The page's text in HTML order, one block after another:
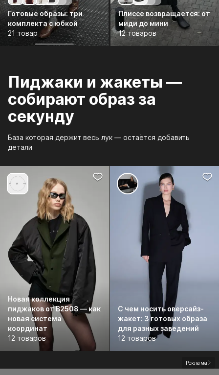
Готовые образы: три
комплекта с юбкой
21 товар
Плиссе возвращается: от
миди до мини
12 товаров
Пиджаки и жакеты —
собирают образ за
секунду
База которая держит весь лук — остаётся добавить
детали
Реклама
Новая коллекция
пиджаков от B2508 — как
новая система
координат
12 товаров
С чем носить оверсайз-
жакет: 3 готовых образа
для разных заведений
12 товаров